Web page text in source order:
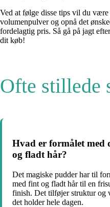
Ved at følge disse tips vil du
volumenpulver og opnå det
fordelagtig pris. Så gå på jagt
dit køb!
Ofte stillede
Hvad er formålet med
og fladt hår?
Det magiske pudder har til
med fint og fladt hår til en
finish. Det tilføjer struktur og
det holder hele dagen.